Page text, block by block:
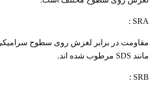
SRA :
مقاومت در برابر لغزش روی سطوح سرامیکی
مانند SDS مرطوب شده اند.
SRB :